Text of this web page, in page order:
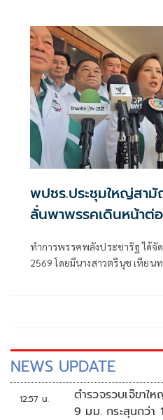
3 รมช.-รองประธานคนที่ 2 ขณะที่ “พลังประชารัฐ” ได้ 1 เก้าอี้
ส่วนใครได้ตำแหน่งใด รอโหวต
นั้นเคาะ 100 % ให้เหมาะสมกับส
พปชร.ประชุมใหญ่สา
ลั่นพาพรรคเดินหน้าต่อ
ทำการพรรคพลังประชารัฐ ได้
2569 โดยมีนางสาวตรีนุช เทียน
NEWS UPDATE
12:57 น.
ตำรวจรวบเจ๊ขาใ
9 มม. กระสุนกว่า